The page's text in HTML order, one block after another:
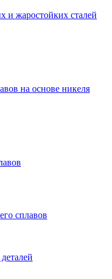
и жаростойких сталей
на основе никеля
сплавов